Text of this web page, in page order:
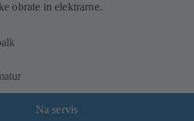
obrate in elektrarne.
Na servis